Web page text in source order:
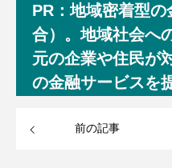
PR：地域密着型の
合）。地域社会へ
元の企業や住民が
の金融サービスを
前の記事